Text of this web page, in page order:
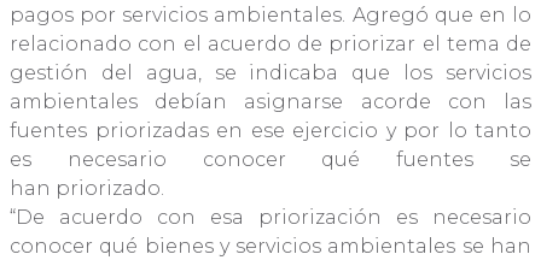
pagos por servicios ambientales. Agregó que en lo
relacionado con el acuerdo de priorizar el tema de
gestión del agua, se indicaba que los servicios
ambientales debían asignarse acorde con las
fuentes priorizadas en ese ejercicio y por lo tanto
es necesario conocer qué fuentes se
han priorizado.
“De acuerdo con esa priorización es necesario
conocer qué bienes y servicios ambientales se han